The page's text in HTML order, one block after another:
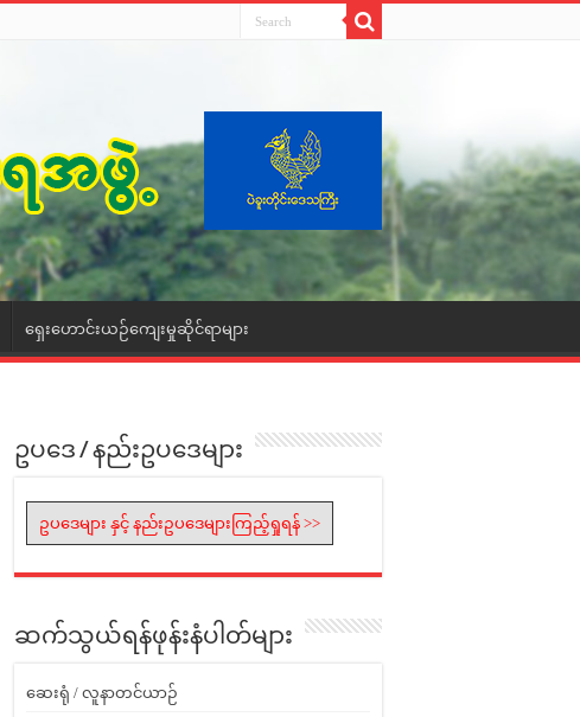
ရှေးဟောင်းယဉ်ကျေးမှုဆိုင်ရာများ
ဥပဒေ / နည်းဥပဒေများ
ဥပဒေများ နှင့် နည်းဥပဒေများကြည့်ရှုရန် >>
ဆက်သွယ်ရန်ဖုန်းနံပါတ်များ
ဆေးရုံ / လူနာတင်ယာဉ်